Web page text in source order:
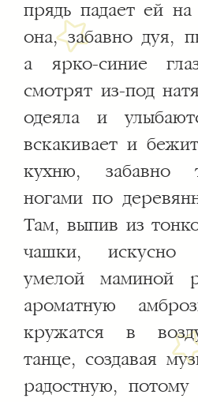
прядь падает ей
она, забавно дуя,
а ярко-синие
смотрят из-под
одеяла и
вскакивает и
кухню, забавно
ногами по
Там, выпив из
чашки, искусно
умелой маминой
ароматную
кружатся в
танце, создавая
радостную,